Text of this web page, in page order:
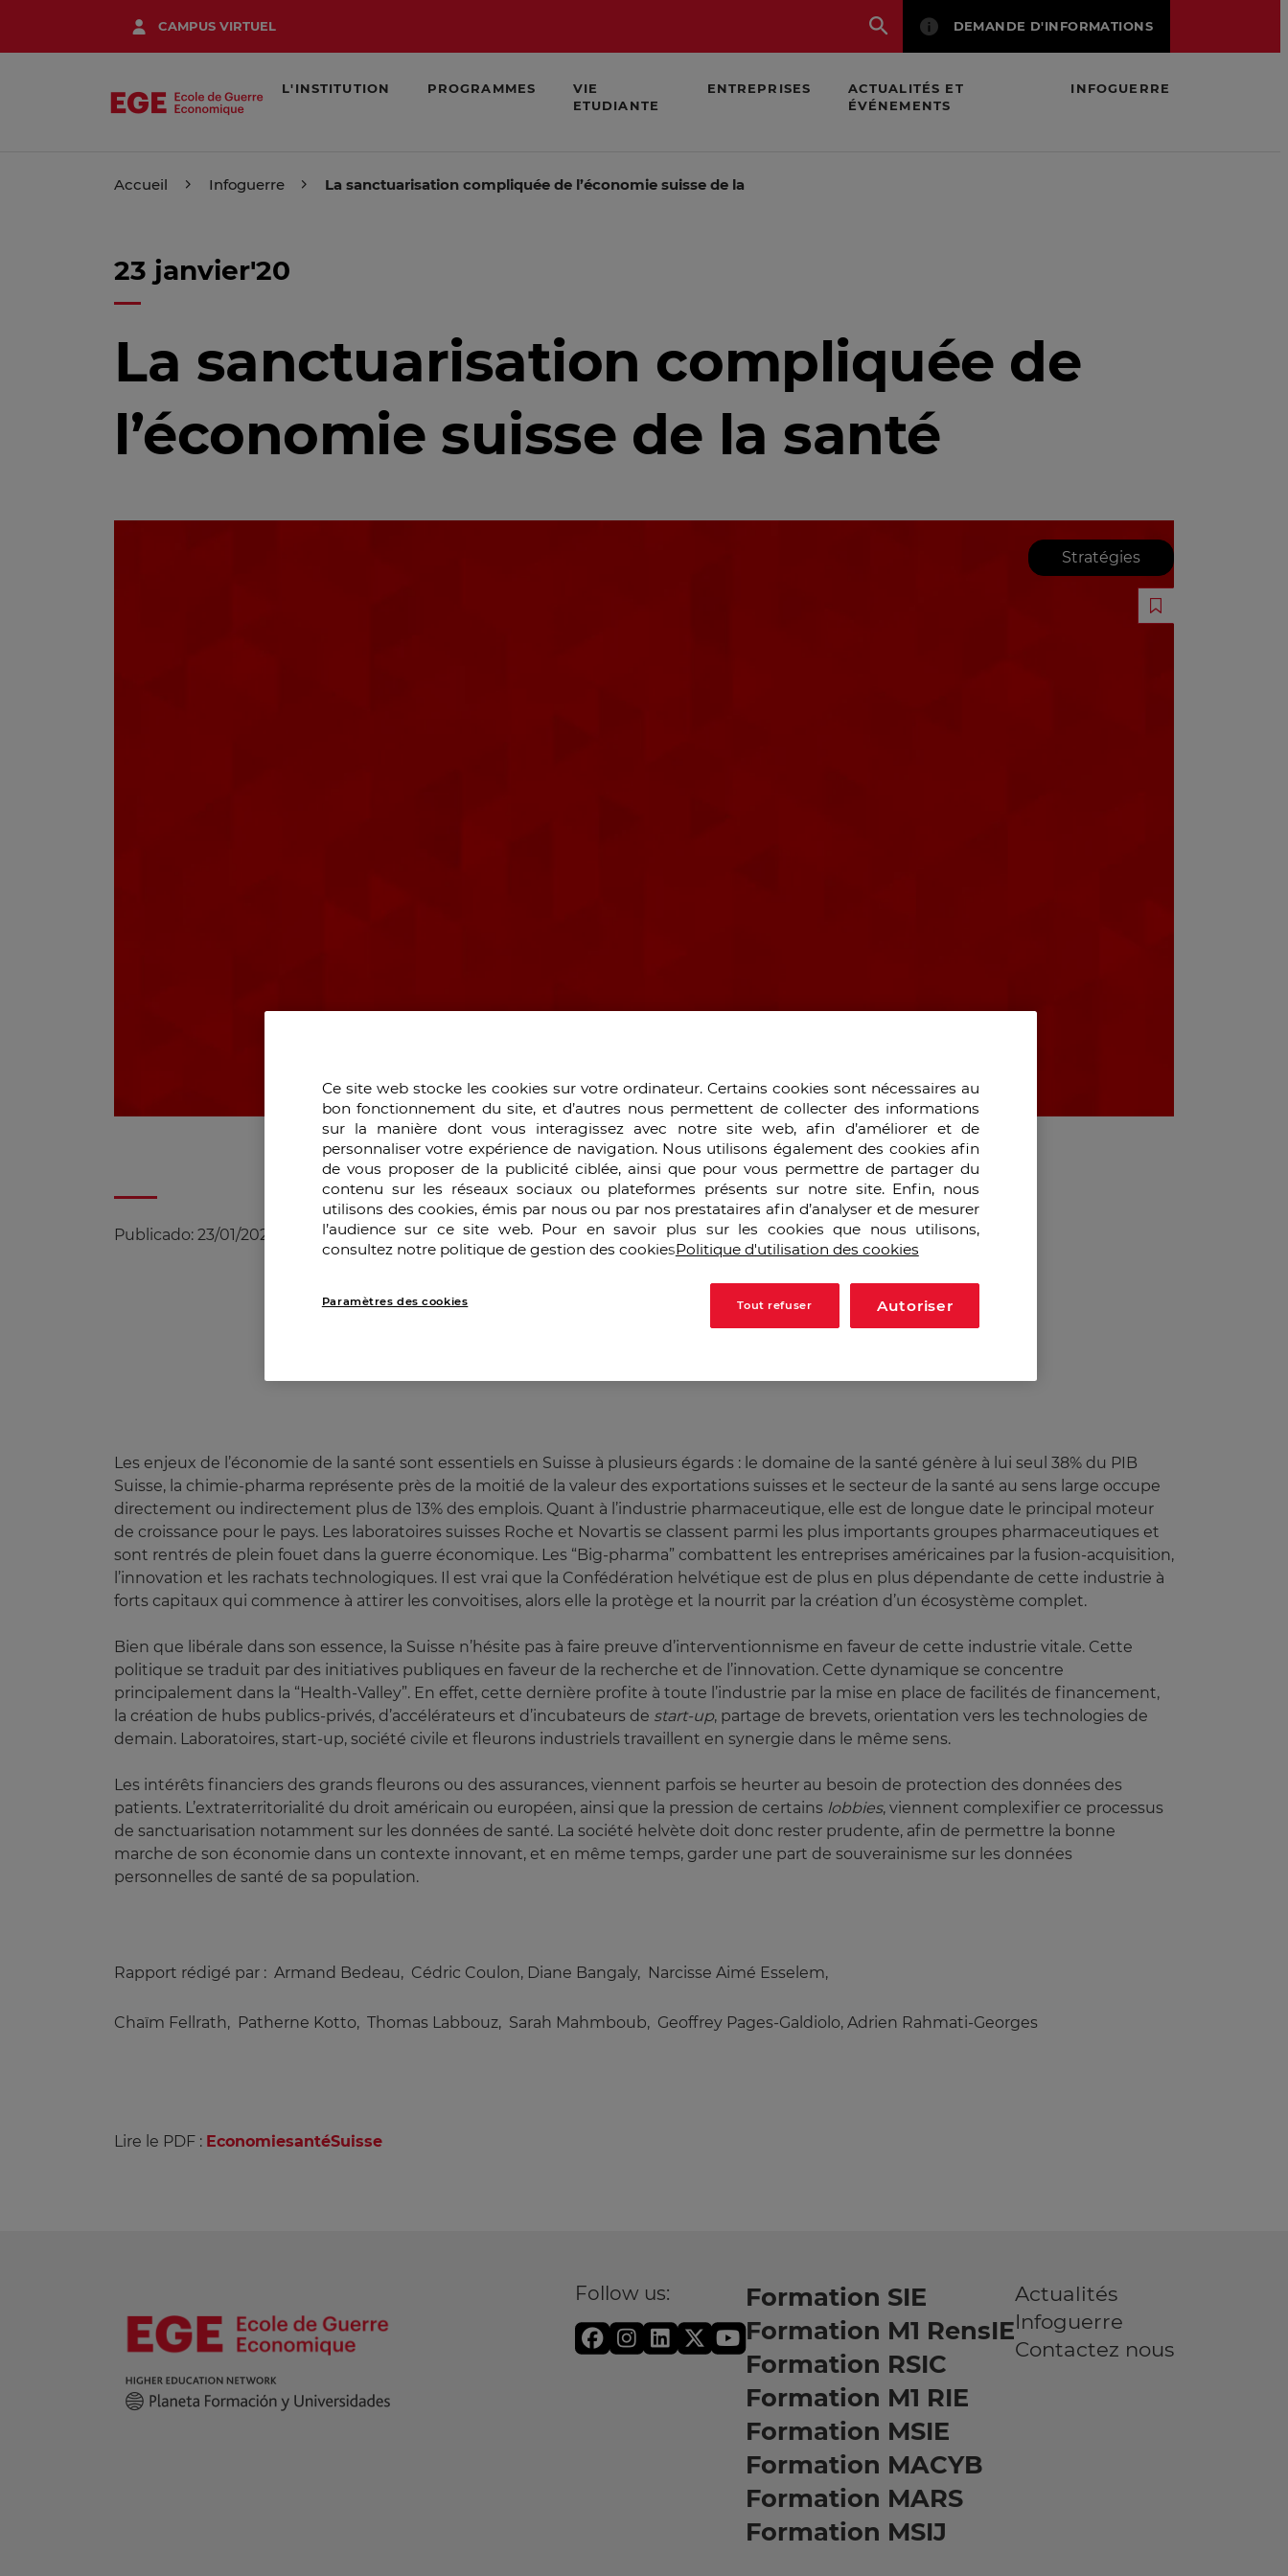
contenu
CAMPUS VIRTUEL DEMANDE D'INFORMATIONS
L'INSTITUTION PROGRAMMES
VIE
ETUDIANTE
ENTREPRISES
ACTUALITÉS ET
ÉVÉNEMENTS
INFOGUERRE
Accueil Infoguerre La sanctuarisation compliquée de l’économie suisse de la santé
23 janvier'20
La sanctuarisation compliquée de
l’économie suisse de la santé
Stratégies
Publicado: 23/01/2020 Actualizado: 27/08/2024
Les enjeux de l’économie de la santé sont essentiels en Suisse à plusieurs égards : le domaine de la santé génère à lui seul 38% du PIB
Suisse, la chimie-pharma représente près de la moitié de la valeur des exportations suisses et le secteur de la santé au sens large occupe
directement ou indirectement plus de 13% des emplois. Quant à l’industrie pharmaceutique, elle est de longue date le principal moteur
de croissance pour le pays. Les laboratoires suisses Roche et Novartis se classent parmi les plus importants groupes pharmaceutiques et
sont rentrés de plein fouet dans la guerre économique. Les “Big-pharma” combattent les entreprises américaines par la fusion-acquisition,
l’innovation et les rachats technologiques. Il est vrai que la Confédération helvétique est de plus en plus dépendante de cette industrie à
forts capitaux qui commence à attirer les convoitises, alors elle la protège et la nourrit par la création d’un écosystème complet.
Bien que libérale dans son essence, la Suisse n’hésite pas à faire preuve d’interventionnisme en faveur de cette industrie vitale. Cette
politique se traduit par des initiatives publiques en faveur de la recherche et de l’innovation. Cette dynamique se concentre
principalement dans la “Health-Valley”. En effet, cette dernière profite à toute l’industrie par la mise en place de facilités de financement,
la création de hubs publics-privés, d’accélérateurs et d’incubateurs de start-up, partage de brevets, orientation vers les technologies de
demain. Laboratoires, start-up, société civile et fleurons industriels travaillent en synergie dans le même sens.
Les intérêts financiers des grands fleurons ou des assurances, viennent parfois se heurter au besoin de protection des données des
patients. L’extraterritorialité du droit américain ou européen, ainsi que la pression de certains lobbies, viennent complexifier ce processus
de sanctuarisation notamment sur les données de santé. La société helvète doit donc rester prudente, afin de permettre la bonne
marche de son économie dans un contexte innovant, et en même temps, garder une part de souverainisme sur les données
personnelles de santé de sa population.
Rapport rédigé par : Armand Bedeau, Cédric Coulon, Diane Bangaly, Narcisse Aimé Esselem,
Chaïm Fellrath, Patherne Kotto, Thomas Labbouz, Sarah Mahmboub, Geoffrey Pages-Galdiolo, Adrien Rahmati-Georges
Lire le PDF : EconomiesantéSuisse
Follow us:
Formation SIE
Formation M1 RensIE
Formation RSIC
Formation M1 RIE
Formation MSIE
Formation MACYB
Formation MARS
Formation MSIJ
Actualités
Infoguerre
Contactez nous
Ce site web stocke les cookies sur votre ordinateur. Certains cookies sont nécessaires au
bon fonctionnement du site, et d’autres nous permettent de collecter des informations
sur la manière dont vous interagissez avec notre site web, afin d’améliorer et de
personnaliser votre expérience de navigation. Nous utilisons également des cookies afin
de vous proposer de la publicité ciblée, ainsi que pour vous permettre de partager du
contenu sur les réseaux sociaux ou plateformes présents sur notre site. Enfin, nous
utilisons des cookies, émis par nous ou par nos prestataires afin d’analyser et de mesurer
l’audience sur ce site web. Pour en savoir plus sur les cookies que nous utilisons,
consultez notre politique de gestion des cookiesPolitique d'utilisation des cookies
Paramètres des cookies Tout refuser Autoriser